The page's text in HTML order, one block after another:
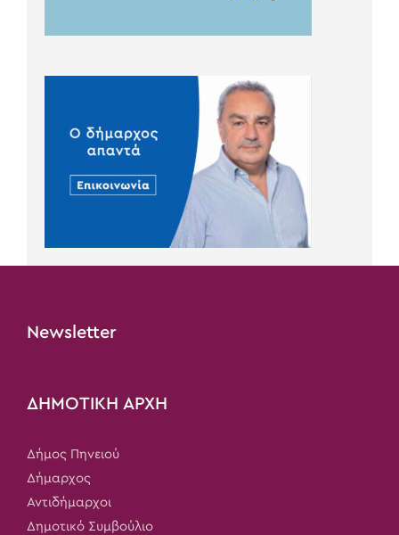
Newsletter
ΔΗΜΟΤΙΚΗ ΑΡΧΗ
Δήμος Πηνειού
Δήμαρχος
Αντιδήμαρχοι
Δημοτικό Συμβούλιο